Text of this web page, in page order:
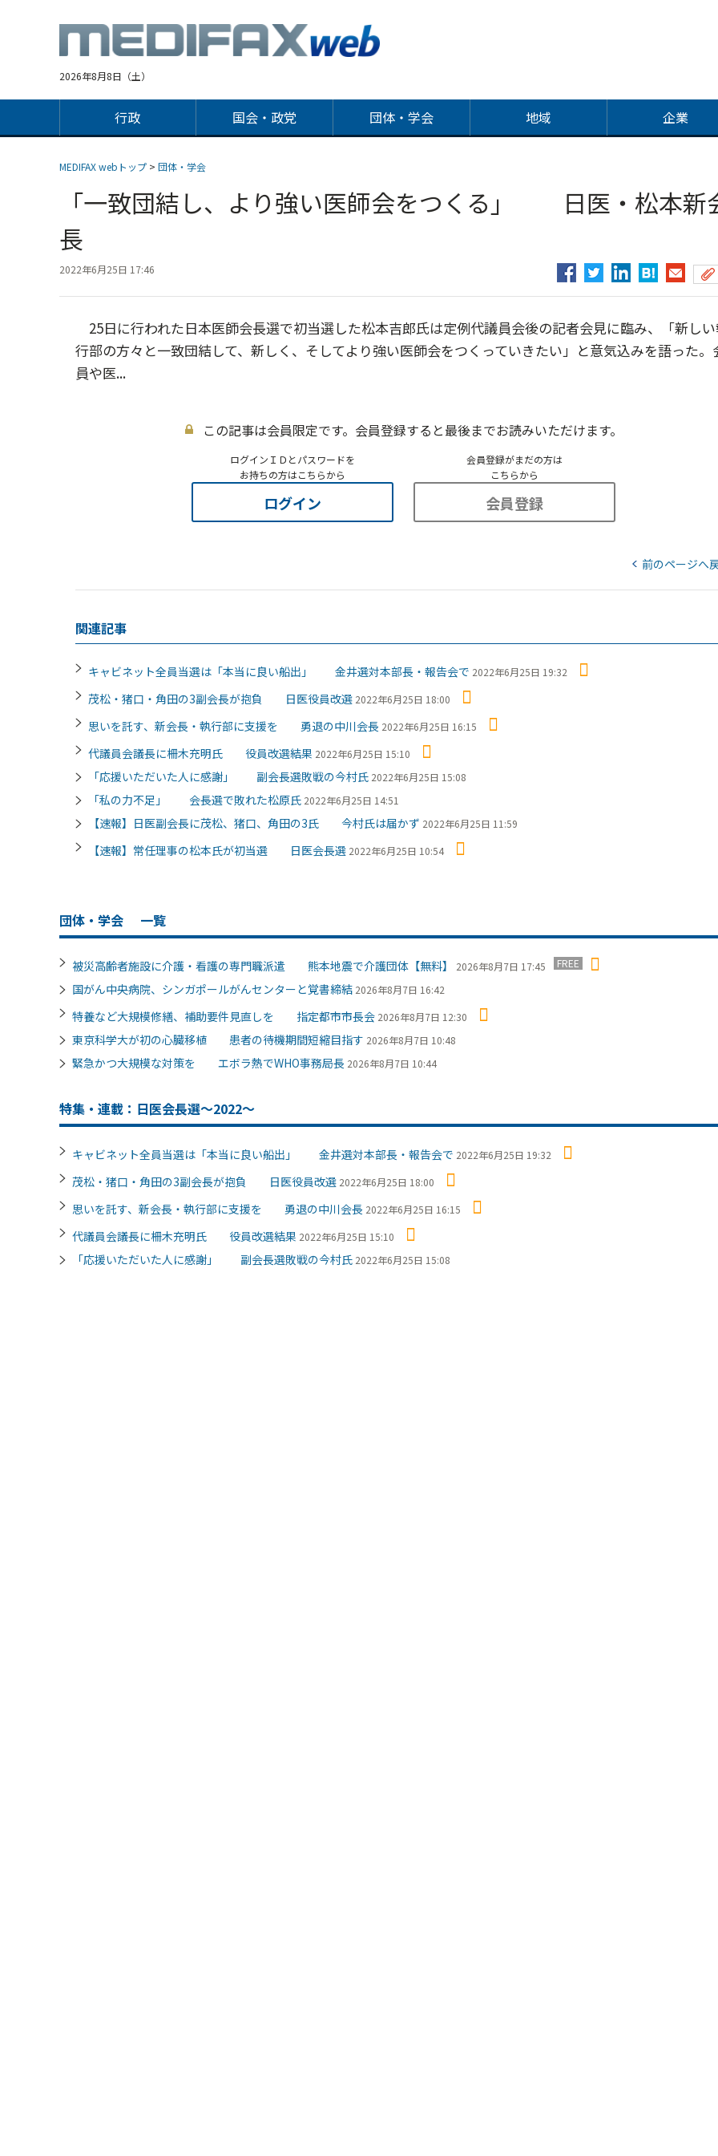
2026年8月8日（土）
行政 国会・政党 団体・学会 地域 企業
MEDIFAX webトップ > 団体・学会
「一致団結し、より強い医師会をつくる」 日医・松本新
長
2022年6月25日 17:46
25日に行われた日本医師会長選で初当選した松本吉郎氏は定例代議員会後の記者会見に臨み、「新し
行部の方々と一致団結して、新しく、そしてより強い医師会をつくっていきたい」と意気込みを語った。
員や医...
この記事は会員限定です。会員登録すると最後までお読みいただけます。
ログインＩＤとパスワードを
お持ちの方はこちらから
ログイン
会員登録がまだの方は
こちらから
会員登録
前のページへ
関連記事
キャビネット全員当選は「本当に良い船出」 金井選対本部長・報告会で 2022年6月25日 19:32
茂松・猪口・角田の3副会長が抱負 日医役員改選 2022年6月25日 18:00
思いを託す、新会長・執行部に支援を 勇退の中川会長 2022年6月25日 16:15
代議員会議長に柵木充明氏 役員改選結果 2022年6月25日 15:10
「応援いただいた人に感謝」 副会長選敗戦の今村氏 2022年6月25日 15:08
「私の力不足」 会長選で敗れた松原氏 2022年6月25日 14:51
【速報】日医副会長に茂松、猪口、角田の3氏 今村氏は届かず 2022年6月25日 11:59
【速報】常任理事の松本氏が初当選 日医会長選 2022年6月25日 10:54
団体・学会 一覧
被災高齢者施設に介護・看護の専門職派遣 熊本地震で介護団体【無料】 2026年8月7日 17:45 FREE
国がん中央病院、シンガポールがんセンターと覚書締結 2026年8月7日 16:42
特養など大規模修繕、補助要件見直しを 指定都市市長会 2026年8月7日 12:30
東京科学大が初の心臓移植 患者の待機期間短縮目指す 2026年8月7日 10:48
緊急かつ大規模な対策を エボラ熱でWHO事務局長 2026年8月7日 10:44
特集・連載：日医会長選～2022～
キャビネット全員当選は「本当に良い船出」 金井選対本部長・報告会で 2022年6月25日 19:32
茂松・猪口・角田の3副会長が抱負 日医役員改選 2022年6月25日 18:00
思いを託す、新会長・執行部に支援を 勇退の中川会長 2022年6月25日 16:15
代議員会議長に柵木充明氏 役員改選結果 2022年6月25日 15:10
「応援いただいた人に感謝」 副会長選敗戦の今村氏 2022年6月25日 15:08